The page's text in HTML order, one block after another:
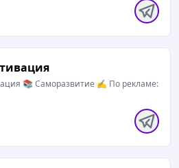
📚 Саморазвитие ✍️ По рекламе: